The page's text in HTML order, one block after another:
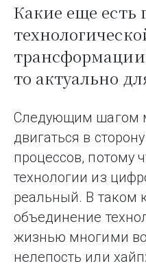
Какие еще есть
то актуально
Следующим шагом
двигаться в
процессов, потому
технологии из
реальный. В таком
объединение
жизнью многими
нелепость или